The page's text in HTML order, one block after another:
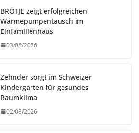
BRÖTJE zeigt erfolgreichen
Wärmepumpentausch im
Einfamilienhaus
03/08/2026
Zehnder sorgt im Schweizer
Kindergarten für gesundes
Raumklima
02/08/2026